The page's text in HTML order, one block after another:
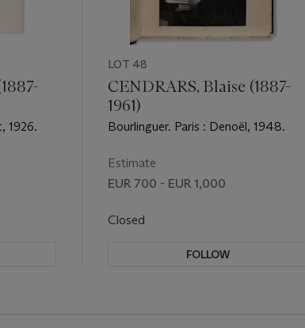
1926.
LOT 48
CENDRARS, Blaise (1887-
1961)
Bourlinguer. Paris : Denoël, 1948.
Estimate
EUR 700 - EUR 1,000
Closed
FOLLOW